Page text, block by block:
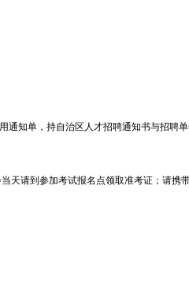
知单，持自治区人才招聘通知书与招聘
请到参加考试报名点领取准考证；请携